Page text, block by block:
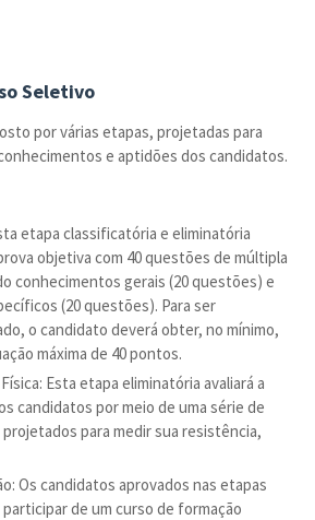
Seletivo
por várias etapas, projetadas para
e aptidões dos candidatos.
etapa classificatória e eliminatória
objetiva com 40 questões de múltipla
conhecimentos gerais (20 questões) e
(20 questões). Para ser
o candidato deverá obter, no mínimo,
máxima de 40 pontos.
Esta etapa eliminatória avaliará a
candidatos por meio de uma série de
para medir sua resistência,
Os candidatos aprovados nas etapas
de um curso de formação